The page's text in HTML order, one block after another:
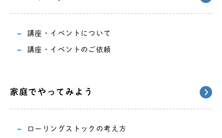
講座・イベントについて
講座・イベントのご依頼
家庭でやってみよう
ローリングストックの考え方